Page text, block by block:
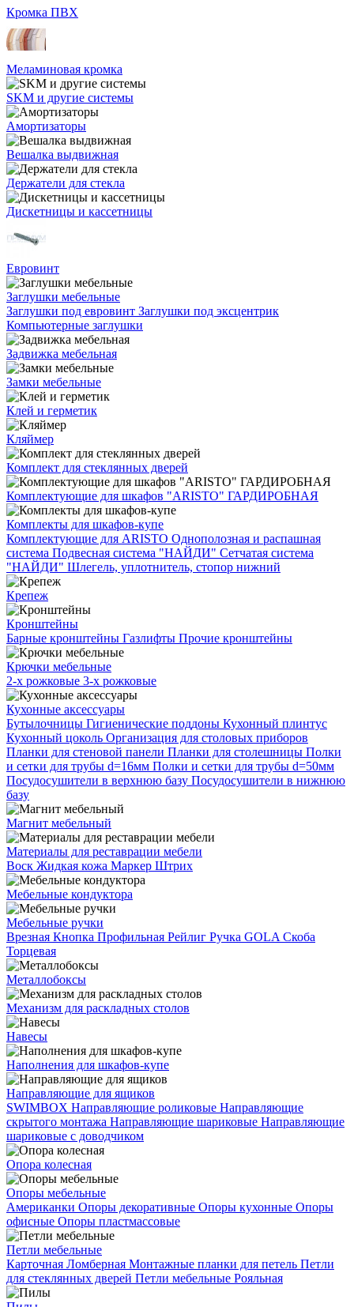
Кромка ПВХ
Меламиновая кромка
SKM и другие системы
Амортизаторы
Вешалка выдвижная
Держатели для стекла
Дискетницы и кассетницы
Евровинт
Заглушки мебельные
Заглушки под евровинт Заглушки под эксцентрик
Компьютерные заглушки
Задвижка мебельная
Замки мебельные
Клей и герметик
Кляймер
Комплект для стеклянных дверей
Комплектующие для шкафов "ARISTO" ГАРДИРОБНАЯ
Комплекты для шкафов-купе
Комплектующие для ARISTO Однополозная и распашная
система Подвесная система "НАЙДИ" Сетчатая система
"НАЙДИ" Шлегель, уплотнитель, стопор нижний
Крепеж
Кронштейны
Барные кронштейны Газлифты Прочие кронштейны
Крючки мебельные
2-х рожковые 3-х рожковые
Кухонные аксессуары
Бутылочницы Гигиенические поддоны Кухонный плинтус
Кухонный цоколь Организация для столовых приборов
Планки для стеновой панели Планки для столешницы Полки
и сетки для трубы d=16мм Полки и сетки для трубы d=50мм
Посудосушители в верхнюю базу Посудосушители в нижнюю
базу
Магнит мебельный
Материалы для реставрации мебели
Воск Жидкая кожа Маркер Штрих
Мебельные кондуктора
Мебельные ручки
Врезная Кнопка Профильная Рейлиг Ручка GOLA Скоба
Торцевая
Металлобоксы
Механизм для раскладных столов
Навесы
Наполнения для шкафов-купе
Направляющие для ящиков
SWIMBOX Направляющие роликовые Направляющие
скрытого монтажа Направляющие шариковые Направляющие
шариковые с доводчиком
Опора колесная
Опоры мебельные
Американки Опоры декоративные Опоры кухонные Опоры
офисные Опоры пластмассовые
Петли мебельные
Карточная Ломберная Монтажные планки для петель Петли
для стеклянных дверей Петли мебельные Рояльная